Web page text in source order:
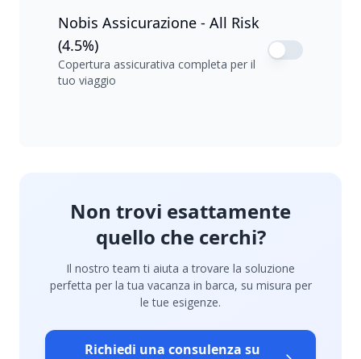
Nobis Assicurazione - All Risk
(4.5%)
Copertura assicurativa completa per il
tuo viaggio
Non trovi esattamente
quello che cerchi?
Il nostro team ti aiuta a trovare la soluzione
perfetta per la tua vacanza in barca, su misura per
le tue esigenze.
Richiedi una consulenza su